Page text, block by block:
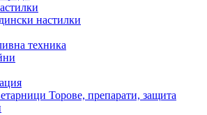
настилки
техника
Торове, препарати, защита